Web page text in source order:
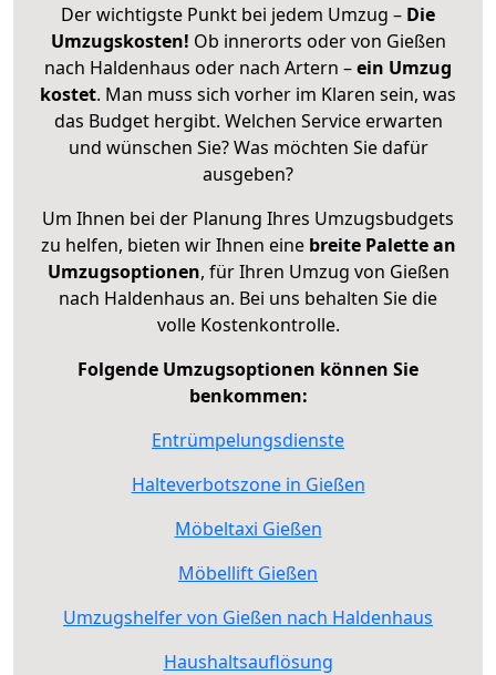
Der wichtigste Punkt bei jedem Umzug – Die
Umzugskosten! Ob innerorts oder von Gießen
nach Haldenhaus oder nach Artern –ein Umzug
kostet. Man muss sich vorher im Klaren sein, was
das Budget hergibt. Welchen Service erwarten
und wünschen Sie? Was möchten Sie dafür
ausgeben?
Um Ihnen bei der Planung Ihres Umzugsbudgets
zu helfen, bieten wir Ihnen eine breite Palette an
Umzugsoptionen, für Ihren Umzug von Gießen
nach Haldenhaus an. Bei uns behalten Sie die
volle Kostenkontrolle.
Folgende Umzugsoptionen können Sie
benkommen:
Entrümpelungsdienste
Halteverbotszone in Gießen
Möbeltaxi Gießen
Möbellift Gießen
Umzugshelfer von Gießen nach Haldenhaus
Haushaltsauflösung